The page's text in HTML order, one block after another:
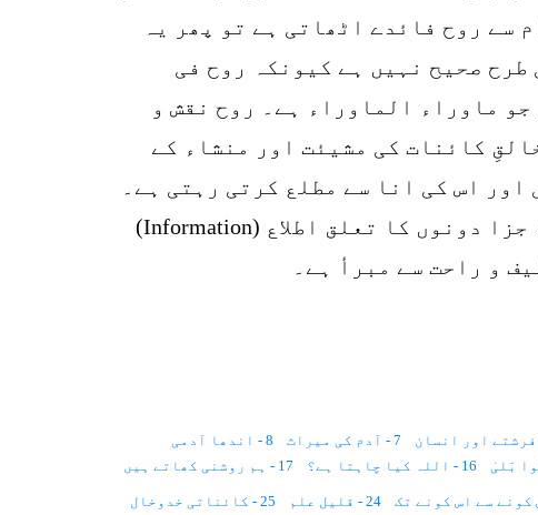
سے روح فائدے اٹھاتی ہے تو پھر یہ
صحیح نہیں ہے کیونکہ روح فی
جو ماوراء الماوراء ہے۔ روح نقش و
کائنات کی مشیئت اور منشاء کے
اس کی انا سے مطلع کرتی رہتی ہے۔
یہی وہ اطلاع (Information) ہے جس کے اندر معانی پہنانا ‘‘اختیار‘‘ ہے۔ سزا ہو یا جزا دونوں کا تعلق اطلاع (Information)
و راحت سے مبرأ ہے۔
7 - آدم کی میراث
8 - اندھا آدمی
16 - اللہ کیا چاہتا ہے؟ 17 - ہم روشنی کھاتے ہیں
24 - قلیل علم 25 - کائناتی خدوخال